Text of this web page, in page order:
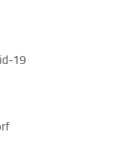
19